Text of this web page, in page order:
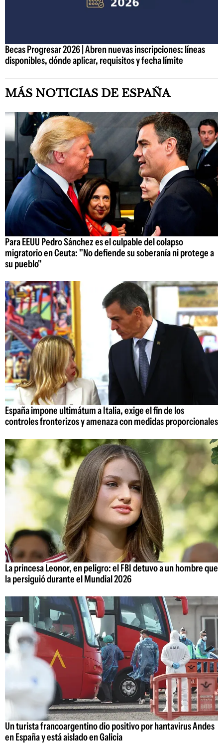
Becas Progresar 2026 | Abren nuevas inscripciones: líneas
disponibles, dónde aplicar, requisitos y fecha límite
MÁS NOTICIAS DE ESPAÑA
Para EEUU Pedro Sánchez es el culpable del colapso
migratorio en Ceuta: "No defiende su soberanía ni protege a
su pueblo"
España impone ultimátum a Italia, exige el fin de los
controles fronterizos y amenaza con medidas proporcionales
La princesa Leonor, en peligro: el FBI detuvo a un hombre que
la persiguió durante el Mundial 2026
Un turista francoargentino dio positivo por hantavirus Andes
en España y está aislado en Galicia